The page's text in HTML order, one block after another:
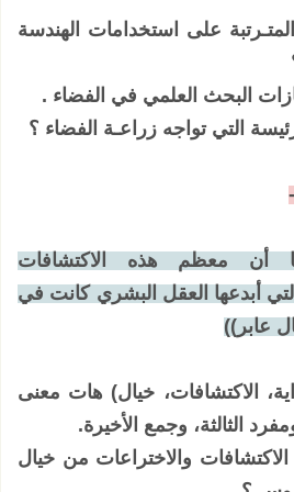
المتـرتبة على استخدامات الهندسة
البحث العلمي في الفضاء .
التي تواجه زراعـة الفضاء ؟
أن معظم هذه الاكتشافات
أبدعها العقل البشري كانت في
عابر))
الاكتشافات، خيال) هات معنى
الثالثة، وجمع الأخيرة.
والاختراعات من خيال